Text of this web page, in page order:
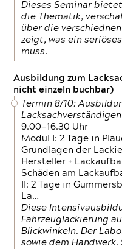
Dieses Seminar
die Thematik,
über die
zeigt, was ein
muss.
Ausbildung zum
nicht einzeln buchbar)
Termin 8/10:
Lacksachverständigen
9.00—16.30 Uhr
Modul I: 2 Tage in
Grundlagen der
Hersteller +
Schäden am
II: 2 Tage in
La…
Diese
Fahrzeuglackierung
Blickwinkeln. Der
sowie dem